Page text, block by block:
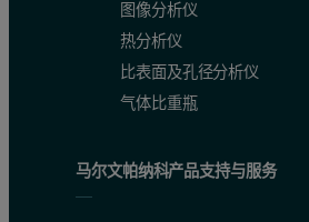
图像分析仪
热分析仪
比表面及孔径分析仪
气体比重瓶
马尔文帕纳科产品支持与服务